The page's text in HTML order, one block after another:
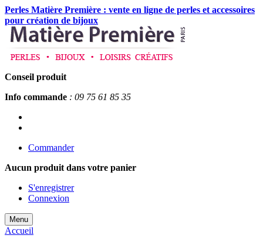
Perles Matière Première : vente en ligne de perles et accessoires
pour création de bijoux
Conseil produit
Info commande : 09 75 61 85 35
Commander
Aucun produit dans votre panier
S'enregistrer
Connexion
Menu
Accueil